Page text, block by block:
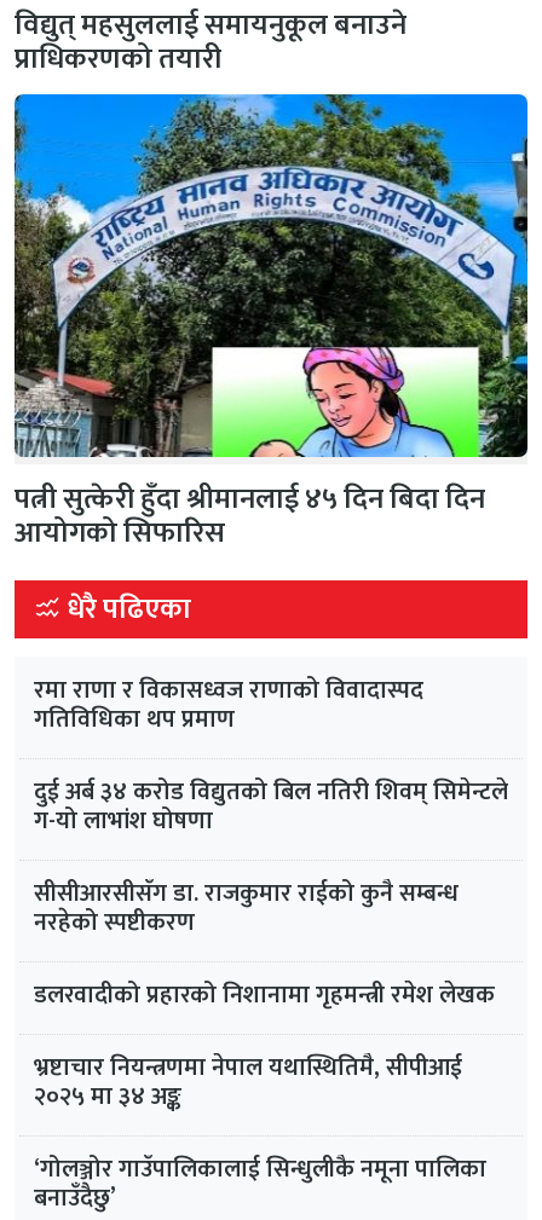
विद्युत् महसुललाई समायनुकूल बनाउने
प्राधिकरणको तयारी
पत्नी सुत्केरी हुँदा श्रीमानलाई ४५ दिन बिदा दिन
आयोगको सिफारिस
धेरै पढिएका
रमा राणा र विकासध्वज राणाको विवादास्पद
गतिविधिका थप प्रमाण
दुई अर्ब ३४ करोड विद्युतको बिल नतिरी शिवम् सिमेन्टले
ग-यो लाभांश घोषणा
सीसीआरसीसँग डा. राजकुमार राईको कुनै सम्बन्ध
नरहेको स्पष्टीकरण
डलरवादीको प्रहारको निशानामा गृहमन्त्री रमेश लेखक
भ्रष्टाचार नियन्त्रणमा नेपाल यथास्थितिमै, सीपीआई
२०२५ मा ३४ अङ्क
‘गोलञ्जोर गाउँपालिकालाई सिन्धुलीकै नमूना पालिका
बनाउँदैछु’